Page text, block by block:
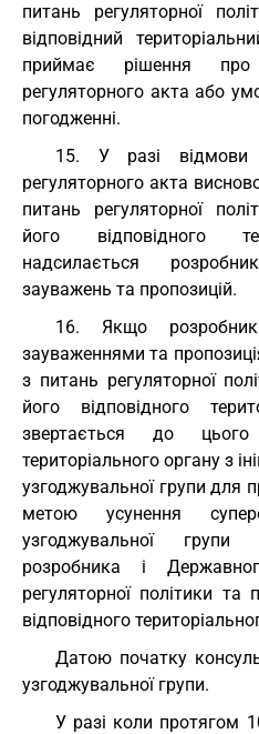
питань регуляторної
відповідний
приймає рішення про
регуляторного акта або
погодженні.
15. У разі відмови
регуляторного акта
питань регуляторної
його відповідного
надсилається
зауважень та пропозицій.
16. Якщо
зауваженнями та
з питань регуляторної
його відповідного
звертається до
територіального органу з
узгоджувальної групи для
метою усунення
узгоджувальної групи
розробника і
регуляторної політики
відповідного
Датою початку
узгоджувальної групи.
У разі коли протягом